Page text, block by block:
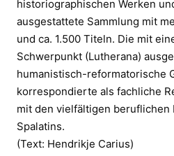
historiographischen Werken
ausgestattete Sammlung mit
und ca. 1.500 Titeln. Die mit
Schwerpunkt (Lutherana)
humanistisch-reformatorische
korrespondierte als fachliche
mit den vielfältigen beruflichen
Spalatins.
(Text: Hendrikje Carius)